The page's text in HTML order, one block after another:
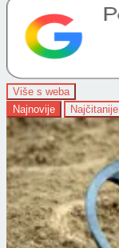
Više s weba
Najnovije
Najčitanije